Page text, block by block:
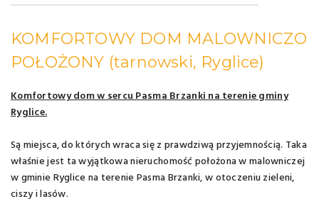
KOMFORTOWY DOM MALOWNICZO
POŁOŻONY (tarnowski, Ryglice)
Komfortowy dom w sercu Pasma Brzanki na terenie gminy
Ryglice.
Są miejsca, do których wraca się z prawdziwą przyjemnością. Taka
właśnie jest ta wyjątkowa nieruchomość położona w malowniczej
w gminie Ryglice na terenie Pasma Brzanki, w otoczeniu zieleni,
ciszy i lasów.